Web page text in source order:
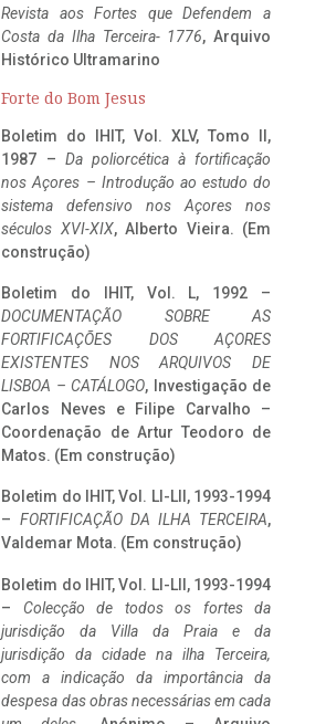
Revista aos Fortes que Defendem a
Costa da Ilha Terceira- 1776, Arquivo
Histórico Ultramarino
Forte do Bom Jesus
Boletim do IHIT, Vol. XLV, Tomo II,
1987 – Da poliorcética à fortificação
nos Açores – Introdução ao estudo do
sistema defensivo nos Açores nos
séculos XVI-XIX, Alberto Vieira. (Em
construção)
Boletim do IHIT, Vol. L, 1992 –
DOCUMENTAÇÃO SOBRE AS
FORTIFICAÇÕES DOS AÇORES
EXISTENTES NOS ARQUIVOS DE
LISBOA – CATÁLOGO, Investigação de
Carlos Neves e Filipe Carvalho –
Coordenação de Artur Teodoro de
Matos. (Em construção)
Boletim do IHIT, Vol. LI-LII, 1993-1994
– FORTIFICAÇÃO DA ILHA TERCEIRA,
Valdemar Mota. (Em construção)
Boletim do IHIT, Vol. LI-LII, 1993-1994
– Colecção de todos os fortes da
jurisdição da Villa da Praia e da
jurisdição da cidade na ilha Terceira,
com a indicação da importância da
despesa das obras necessárias em cada